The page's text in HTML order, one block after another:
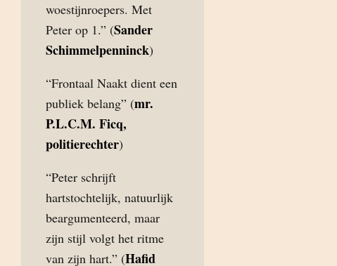
woestijnroepers. Met
Peter op 1.” (Sander
Schimmelpenninck)
“Frontaal Naakt dient een
publiek belang” (mr.
P.L.C.M. Ficq,
politierechter)
“Peter schrijft
hartstochtelijk, natuurlijk
beargumenteerd, maar
zijn stijl volgt het ritme
van zijn hart.” (Hafid